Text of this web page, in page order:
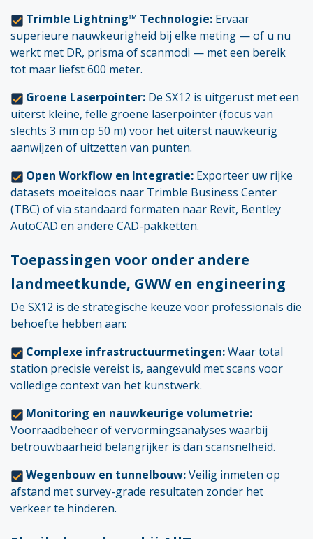
Trimble Lightning™ Technologie: Ervaar
superieure nauwkeurigheid bij elke meting — of u nu
werkt met DR, prisma of scanmodi — met een bereik
tot maar liefst 600 meter.
Groene Laserpointer: De SX12 is uitgerust met een
uiterst kleine, felle groene laserpointer (focus van
slechts 3 mm op 50 m) voor het uiterst nauwkeurig
aanwijzen of uitzetten van punten.
Open Workflow en Integratie: Exporteer uw rijke
datasets moeiteloos naar Trimble Business Center
(TBC) of via standaard formaten naar Revit, Bentley
AutoCAD en andere CAD-pakketten.
Toepassingen voor onder andere
landmeetkunde, GWW en engineering
De SX12 is de strategische keuze voor professionals die
behoefte hebben aan:
Complexe infrastructuurmetingen:Waar total
station precisie vereist is, aangevuld met scans voor
volledige context van het kunstwerk.
Monitoring en nauwkeurige volumetrie:
Voorraadbeheer of vervormingsanalyses waarbij
betrouwbaarheid belangrijker is dan scansnelheid.
Wegenbouw en tunnelbouw:Veilig inmeten op
afstand met survey-grade resultaten zonder het
verkeer te hinderen.